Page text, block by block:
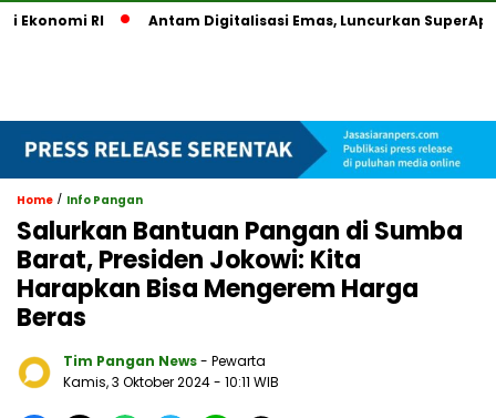
RI Antam Digitalisasi Emas, Luncurkan SuperApps
Home / Info Pangan
Salurkan Bantuan Pangan di Sumba
Barat, Presiden Jokowi: Kita
Harapkan Bisa Mengerem Harga
Beras
Tim Pangan News- Pewarta
Kamis, 3 Oktober 2024- 10:11 WIB